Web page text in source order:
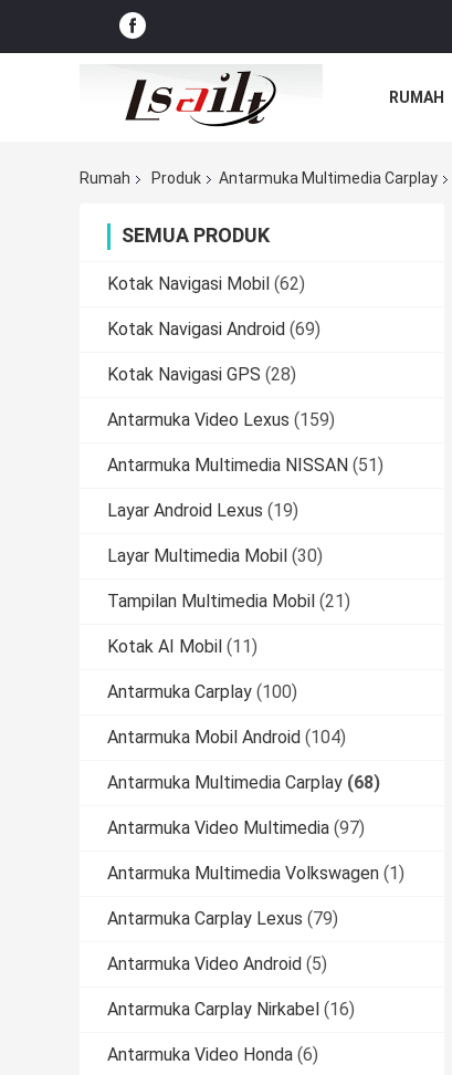
RUMAH
Rumah Produk Antarmuka Multimedia Carplay
SEMUA PRODUK
Kotak Navigasi Mobil (62)
Kotak Navigasi Android (69)
Kotak Navigasi GPS (28)
Antarmuka Video Lexus (159)
Antarmuka Multimedia NISSAN (51)
Layar Android Lexus (19)
Layar Multimedia Mobil (30)
Tampilan Multimedia Mobil (21)
Kotak AI Mobil (11)
Antarmuka Carplay (100)
Antarmuka Mobil Android (104)
Antarmuka Multimedia Carplay (68)
Antarmuka Video Multimedia (97)
Antarmuka Multimedia Volkswagen (1)
Antarmuka Carplay Lexus (79)
Antarmuka Video Android (5)
Antarmuka Carplay Nirkabel (16)
Antarmuka Video Honda (6)